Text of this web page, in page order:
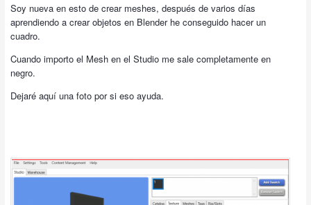
Soy nueva en esto de crear meshes, después de varios días
aprendiendo a crear objetos en Blender he conseguido hacer un
cuadro.
Cuando importo el Mesh en el Studio me sale completamente en
negro.
Dejaré aquí una foto por si eso ayuda.